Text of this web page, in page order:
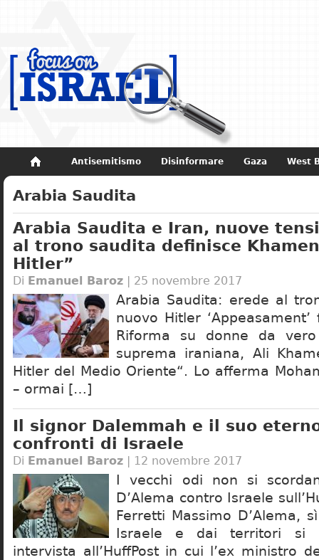
Antisemitismo Disinformare Gaza West
Non dimenticare Storia di Israele
Arabia Saudita
Arabia Saudita e Iran, nuove
al trono saudita definisce
Hitler”
Di Emanuel Baroz | 25 novembre 2017
Arabia Saudita: erede al
nuovo Hitler
Riforma su donne da
suprema iraniana, Ali
Hitler del Medio Oriente“. Lo afferma
– ormai […]
Il signor Dalemmah e il suo
confronti di Israele
Di Emanuel Baroz | 12 novembre 2017
I vecchi odi non si
D’Alema contro Israele
Ferretti Massimo D’Alema,
Israele e dai territori si
intervista all’HuffPost in cui l’ex ministro